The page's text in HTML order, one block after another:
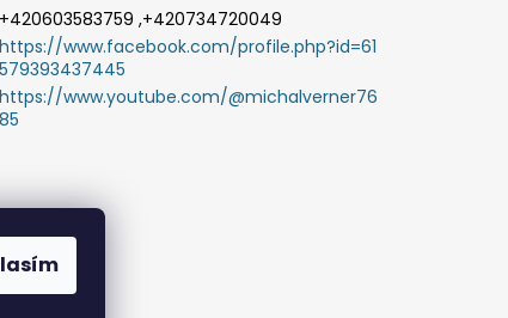
+420603583759 ,+420734720049
https://www.facebook.com/profile.php?id=61
579393437445
https://www.youtube.com/@michalverner76
85